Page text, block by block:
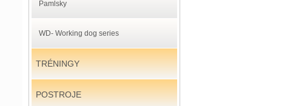
Pamlsky
WD- Working dog series
TRÉNINGY
POSTROJE